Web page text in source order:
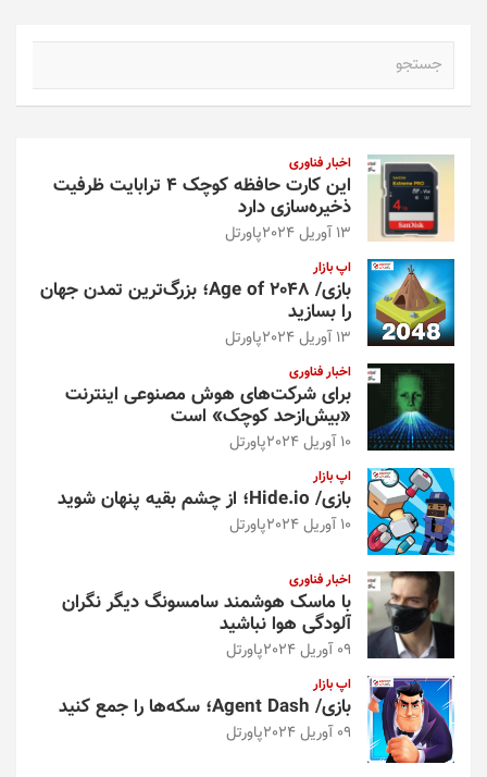
اخبار فناوری
این کارت حافظه کوچک ۴ ترابایت ظرفیت
ذخیره‌سازی دارد
13 آوریل 2024 پاورتل
اپ بازار
بازی/ Age of 2048؛ بزرگ‌ترین تمدن جهان
را بسازید
13 آوریل 2024 پاورتل
اخبار فناوری
برای شرکت‌های هوش مصنوعی اینترنت
«بیش‌از‌حد کوچک» است
10 آوریل 2024 پاورتل
اپ بازار
بازی/ Hide.io؛ از چشم بقیه پنهان شوید
10 آوریل 2024 پاورتل
اخبار فناوری
با ماسک هوشمند سامسونگ دیگر نگران
آلودگی هوا نباشید
09 آوریل 2024 پاورتل
اپ بازار
بازی/ Agent Dash؛ سکه‌ها را جمع کنید
09 آوریل 2024 پاورتل